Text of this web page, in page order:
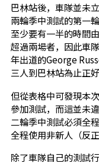
巴林站後，車隊並未
兩輪季中測試的第一
至少要有一半的時間
超過兩場者，因此車
年出道的George
三人到巴林站為止正
但從表格中可發現本
參加測試，而這並未
二輪季中測試必須全
全程使用非新人（反
除了車隊自己的測試